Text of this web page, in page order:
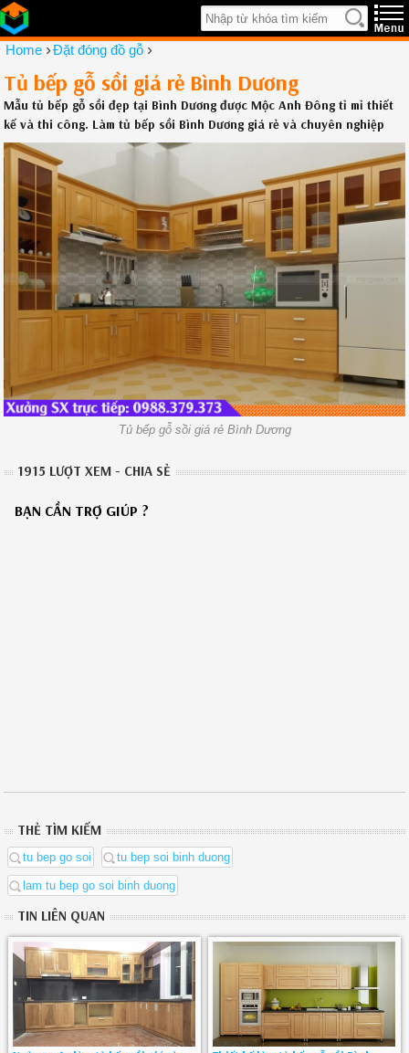
Home ›Đặt đóng đồ gỗ ›
Tủ bếp gỗ sồi giá rẻ Bình Dương
Mẫu tủ bếp gỗ sồi đẹp tại Bình Dương được Mộc Anh Đông tỉ mỉ thiết
kế và thi công. Làm tủ bếp sồi Bình Dương giá rẻ và chuyên nghiệp
Tủ bếp gỗ sồi giá rẻ Bình Dương
1915 LƯỢT XEM - CHIA SẺ
BẠN CẦN TRỢ GIÚP ?
THẺ TÌM KIẾM
tu bep go soi tu bep soi binh duong
lam tu bep go soi binh duong
TIN LIÊN QUAN